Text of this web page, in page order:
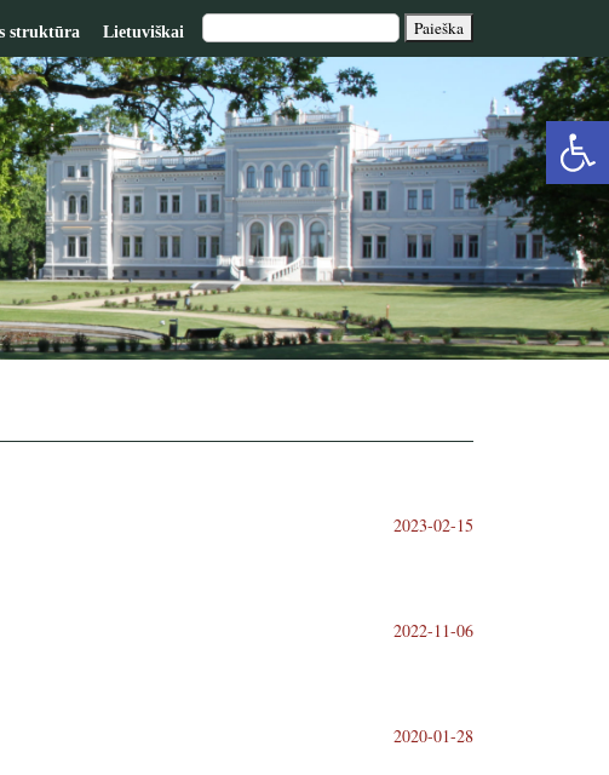
struktūra Lietuviškai
2023-02-15
2022-11-06
2020-01-28